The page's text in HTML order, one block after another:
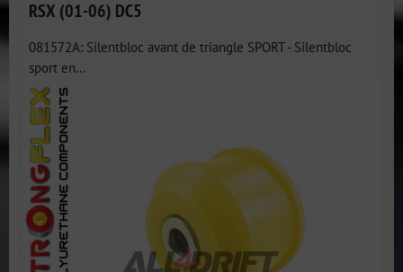
RSX (01-06) DC5
081572A: Silentbloc avant de triangle SPORT - Silentbloc
sport en...